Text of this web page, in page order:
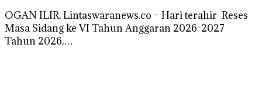
OGAN ILIR, Lintaswaranews.co – Hari terahir Reses
Masa Sidang ke VI Tahun Anggaran 2026-2027
Tahun 2026,…